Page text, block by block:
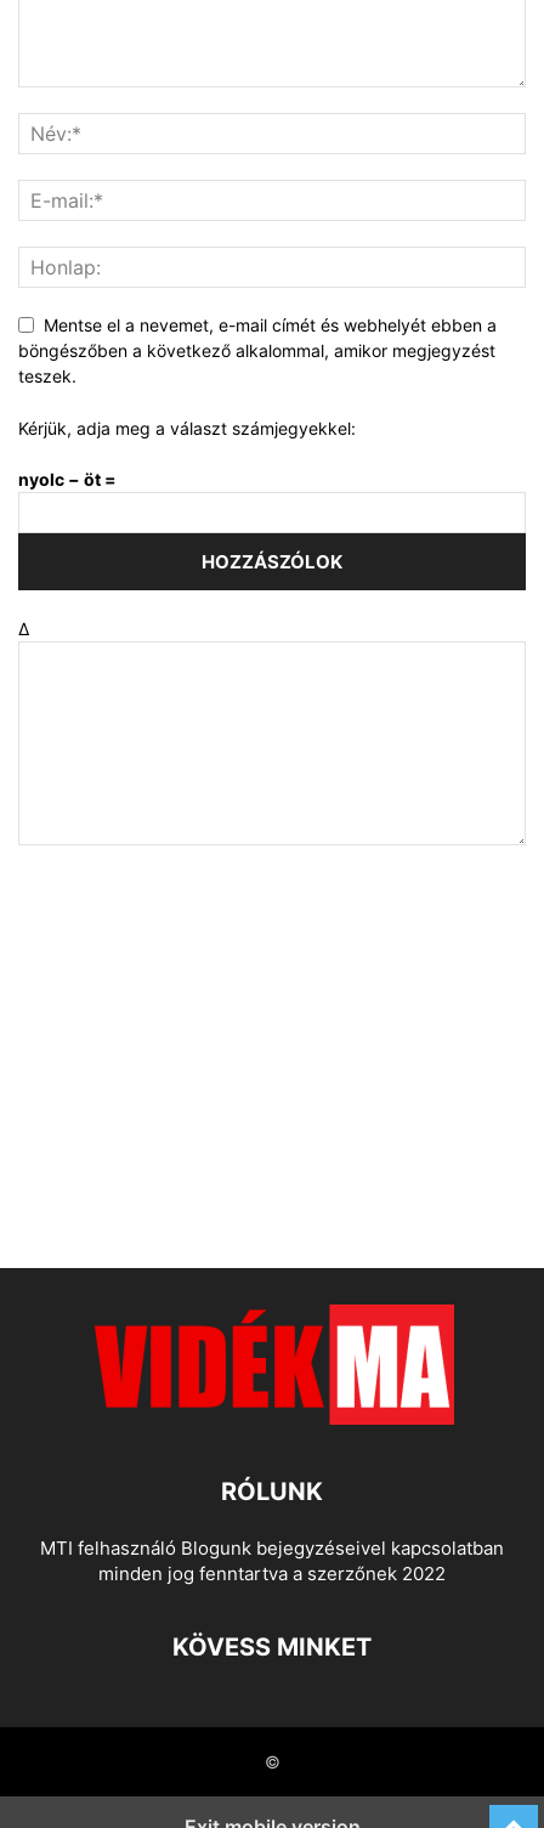
Mentse el a nevemet, e-mail címét és webhelyét ebben a
böngészőben a következő alkalommal, amikor megjegyzést
teszek.
Kérjük, adja meg a választ számjegyekkel:
nyolc − öt =
Δ
RÓLUNK
MTI felhasználó Blogunk bejegyzéseivel kapcsolatban
minden jog fenntartva a szerzőnek 2022
KÖVESS MINKET
©